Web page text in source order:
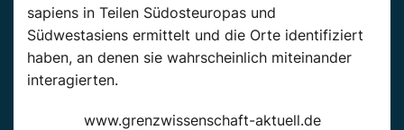
sapiens in Teilen Südosteuropas und
Südwestasiens ermittelt und die Orte identifiziert
haben, an denen sie wahrscheinlich miteinander
interagierten.
www.grenzwissenschaft-aktuell.de